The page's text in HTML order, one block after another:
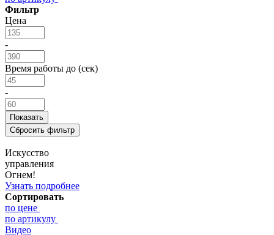
Фильтр
Цена
-
Время работы до (сек)
-
Искусство
управления
Огнем!
Узнать подробнее
Сортировать
по цене
по артикулу
Видео